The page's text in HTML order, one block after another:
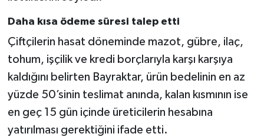
Daha kısa ödeme süresi talep etti
Çiftçilerin hasat döneminde mazot, gübre, ilaç,
tohum, işçilik ve kredi borçlarıyla karşı karşıya
kaldığını belirten Bayraktar, ürün bedelinin en az
yüzde 50’sinin teslimat anında, kalan kısmının ise
en geç 15 gün içinde üreticilerin hesabına
yatırılması gerektiğini ifade etti.